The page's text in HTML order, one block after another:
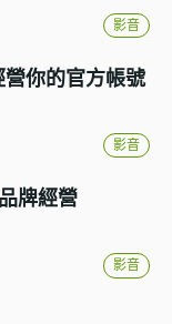
影音
你的官方帳號
影音
牌經營
影音